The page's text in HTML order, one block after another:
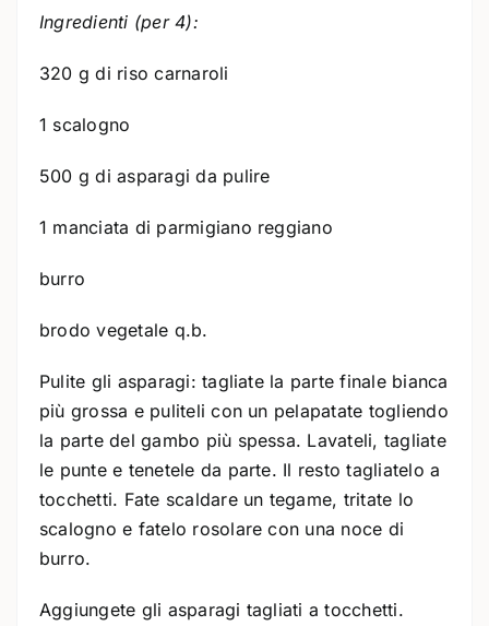
Ingredienti (per 4):
320 g di riso carnaroli
1 scalogno
500 g di asparagi da pulire
1 manciata di parmigiano reggiano
burro
brodo vegetale q.b.
Pulite gli asparagi: tagliate la parte finale bianca
più grossa e puliteli con un pelapatate togliendo
la parte del gambo più spessa. Lavateli, tagliate
le punte e tenetele da parte. Il resto tagliatelo a
tocchetti. Fate scaldare un tegame, tritate lo
scalogno e fatelo rosolare con una noce di
burro.
Aggiungete gli asparagi tagliati a tocchetti.